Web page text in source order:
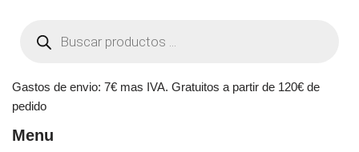
Gastos de envio: 7€ mas IVA. Gratuitos a partir de 120€ de
pedido
Menu